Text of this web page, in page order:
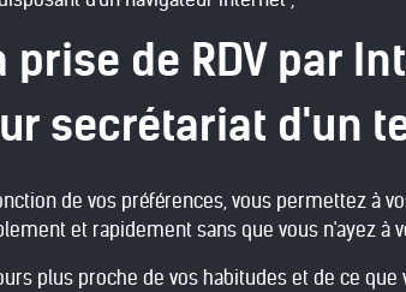
prise de RDV par
secrétariat d'un
de vos préférences, vous permettez à
et rapidement sans que vous n'ayez à
plus proche de vos habitudes et de ce